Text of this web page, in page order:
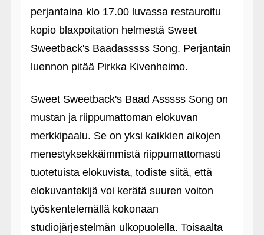
perjantaina klo 17.00 luvassa restauroitu
kopio blaxpoitation helmestä Sweet
Sweetback's Baadasssss Song. Perjantain
luennon pitää Pirkka Kivenheimo.
Sweet Sweetback's Baad Asssss Song on
mustan ja riippumattoman elokuvan
merkkipaalu. Se on yksi kaikkien aikojen
menestyksekkäimmistä riippumattomasti
tuotetuista elokuvista, todiste siitä, että
elokuvantekijä voi kerätä suuren voiton
työskentelemällä kokonaan
studiojärjestelmän ulkopuolella. Toisaalta